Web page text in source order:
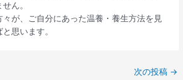
ん。
々が、ご自分にあった温養・養生方法を見
思います。
次の投稿 →